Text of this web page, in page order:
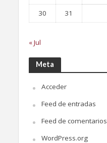
30
31
« Jul
Meta
Acceder
Feed de entradas
Feed de comentarios
WordPress.org